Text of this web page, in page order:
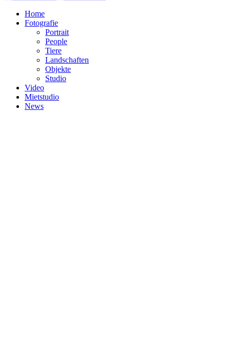
Home
Fotografie
Portrait
People
Tiere
Landschaften
Objekte
Studio
Video
Mietstudio
News